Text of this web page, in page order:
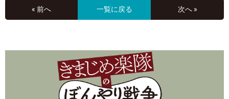
« 前へ 一覧に戻る 次へ »